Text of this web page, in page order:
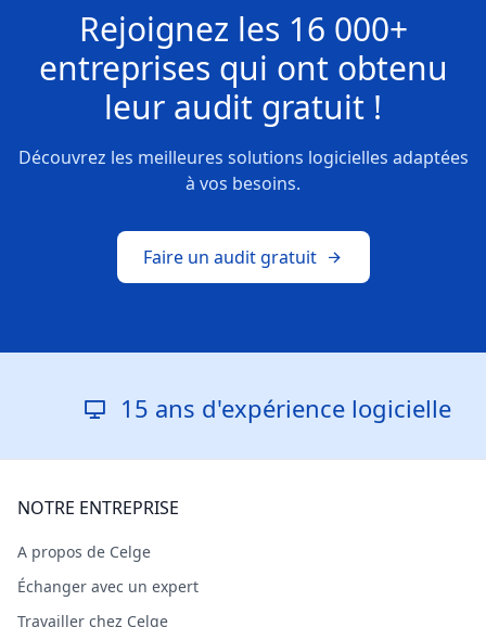
Rejoignez les 16 000+
entreprises qui ont obtenu
leur audit gratuit !
Découvrez les meilleures solutions logicielles adaptées
à vos besoins.
Faire un audit gratuit
15 ans d'expérience logicielle
NOTRE ENTREPRISE
A propos de Celge
Échanger avec un expert
Travailler chez Celge